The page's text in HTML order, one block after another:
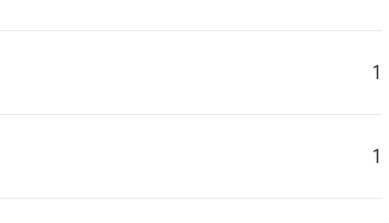
1
1